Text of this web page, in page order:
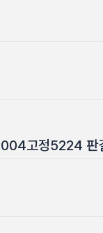
고정5224 판